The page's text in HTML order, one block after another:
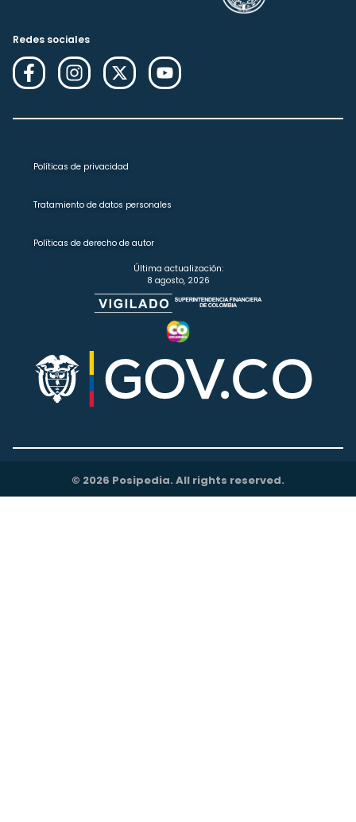
Redes sociales
Políticas de privacidad
Tratamiento de datos personales
Políticas de derecho de autor
Última actualización:
8 agosto, 2026
© 2026 Posipedia. All rights reserved.